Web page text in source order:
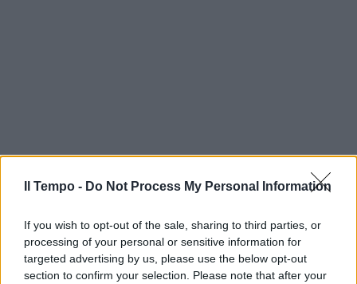
Il Tempo - Do Not Process My Personal Information
If you wish to opt-out of the sale, sharing to third parties, or
processing of your personal or sensitive information for
targeted advertising by us, please use the below opt-out
section to confirm your selection. Please note that after your